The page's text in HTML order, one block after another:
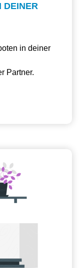
DEINER
in deiner
Partner.